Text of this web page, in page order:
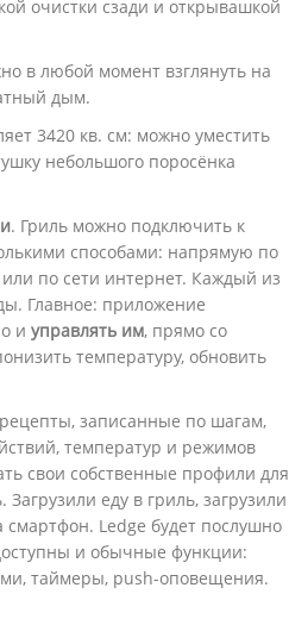
очистки сзади и открывашкой
в любой момент взглянуть на
дым.
3420 кв. см: можно уместить
небольшого поросёнка
. Гриль можно подключить к
способами: напрямую по
по сети интернет. Каждый из
Главное: приложение
и управлять им, прямо со
температуру, обновить
записанные по шагам,
температур и режимов
свои собственные профили для
еду в гриль, загрузили
Ledge будет послушно
и обычные функции:
таймеры, push-оповещения.